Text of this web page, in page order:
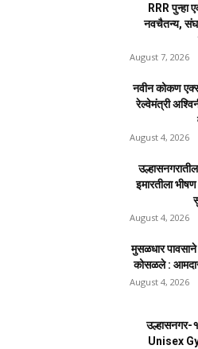
RRR पुन्हा
नवचैतन्य,
August 7, 2026
नवीन कोकण
रेल्वेमंत्री
August 4, 2026
इमारतीला
August 4, 2026
मुसळधार
कोसळले :
August 4, 2026
उल्हासनगर-
Unisex